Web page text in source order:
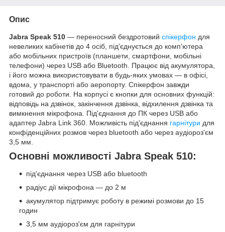
Опис
Jabra Speak 510 — переносний бездротовий спікерфон для
невеликих кабінетів до 4 осіб, під'єднується до комп'ютера
або мобільних пристроїв (планшети, смартфони, мобільні
телефони) через USB або Bluetooth. Працює від акумулятора,
і його можна використовувати в будь-яких умовах — в офісі,
вдома, у транспорті або аеропорту. Спікерфон завжди
готовий до роботи. На корпусі є кнопки для основних функцій:
відповідь на дзвінок, закінчення дзвінка, відхилення дзвінка та
вимкнення мікрофона. Під'єднання до ПК через USB або
адаптер Jabra Link 360. Можливість під'єднання гарнітури для
конфіденційних розмов через bluetooth або через аудіороз'єм
3,5 мм.
Основні можливості Jabra Speak 510:
під'єднання через USB або bluetooth
радіус дії мікрофона — до 2 м
акумулятор підтримує роботу в режимі розмови до 15
годин
3,5 мм аудіороз'єм для гарнітури